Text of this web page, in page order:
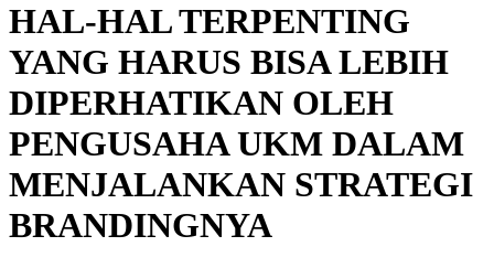
HAL-HAL TERPENTING
YANG HARUS BISA LEBIH
DIPERHATIKAN OLEH
PENGUSAHA UKM DALAM
MENJALANKAN STRATEGI
BRANDINGNYA